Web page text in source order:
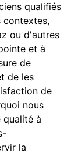
qualifiés
contextes,
ou d'autres
et à
de
de les
de
nous
qualité à
la